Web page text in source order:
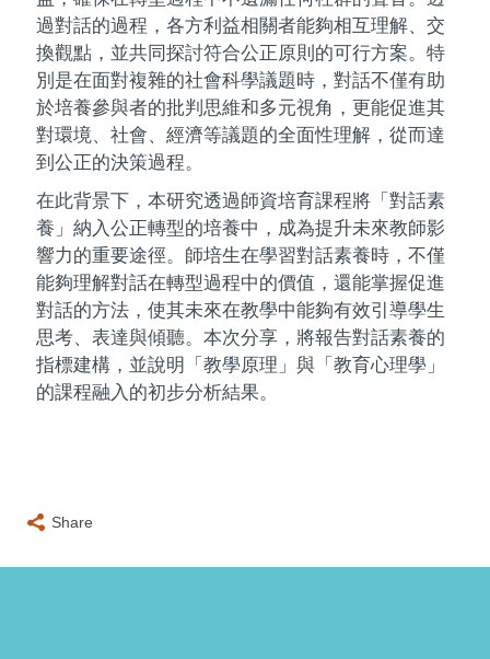
過對話的過程，各方利益相關者能夠相互理解、交
換觀點，並共同探討符合公正原則的可行方案。特
別是在面對複雜的社會科學議題時，對話不僅有助
於培養參與者的批判思維和多元視角，更能促進其
對環境、社會、經濟等議題的全面性理解，從而達
到公正的決策過程。
在此背景下，本研究透過師資培育課程將「對話素
養」納入公正轉型的培養中，成為提升未來教師影
響力的重要途徑。師培生在學習對話素養時，不僅
能夠理解對話在轉型過程中的價值，還能掌握促進
對話的方法，使其未來在教學中能夠有效引導學生
思考、表達與傾聽。本次分享，將報告對話素養的
指標建構，並說明「教學原理」與「教育心理學」
的課程融入的初步分析結果。
Share